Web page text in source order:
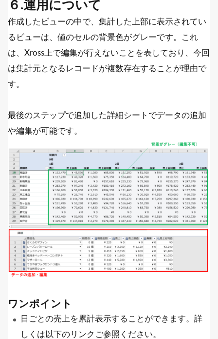
６.運用について
作成したビューの中で、集計した上部に表示されてい
るビューは、値のセルの背景色がグレーです。これ
は、Xross上で編集が行えないことを表しており、今回
は集計元となるレコードが複数存在することが理由で
す。
最後のステップで追加した詳細シートでデータの追加
や編集が可能です。
ワンポイント
日ごとの売上を累計表示することができます。詳
しくは以下のリンクご参照ください。